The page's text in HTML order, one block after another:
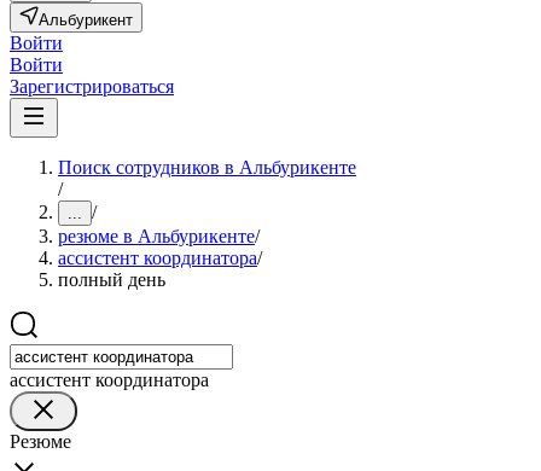
Альбурикент
Войти
Войти
Зарегистрироваться
Поиск сотрудников в Альбурикенте
/
... /
резюме в Альбурикенте/
ассистент координатора/
полный день
ассистент координатора
Резюме